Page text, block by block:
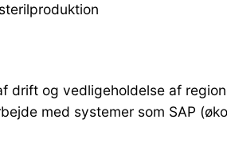
drift og vedligeholdelse af
med systemer som SAP